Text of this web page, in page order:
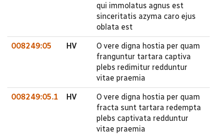
qui immolatus agnus est
sinceritatis azyma caro ejus
oblata est
008249:05 HV
O vere digna hostia per quam
franguntur tartara captiva
plebs redimitur redduntur
vitae praemia
008249:05.1 HV
O vere digna hostia per quam
fracta sunt tartara redempta
plebs captivata redduntur
vitae praemia